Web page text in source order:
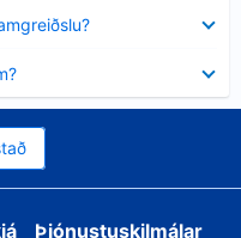
Þjónustuskilmálar